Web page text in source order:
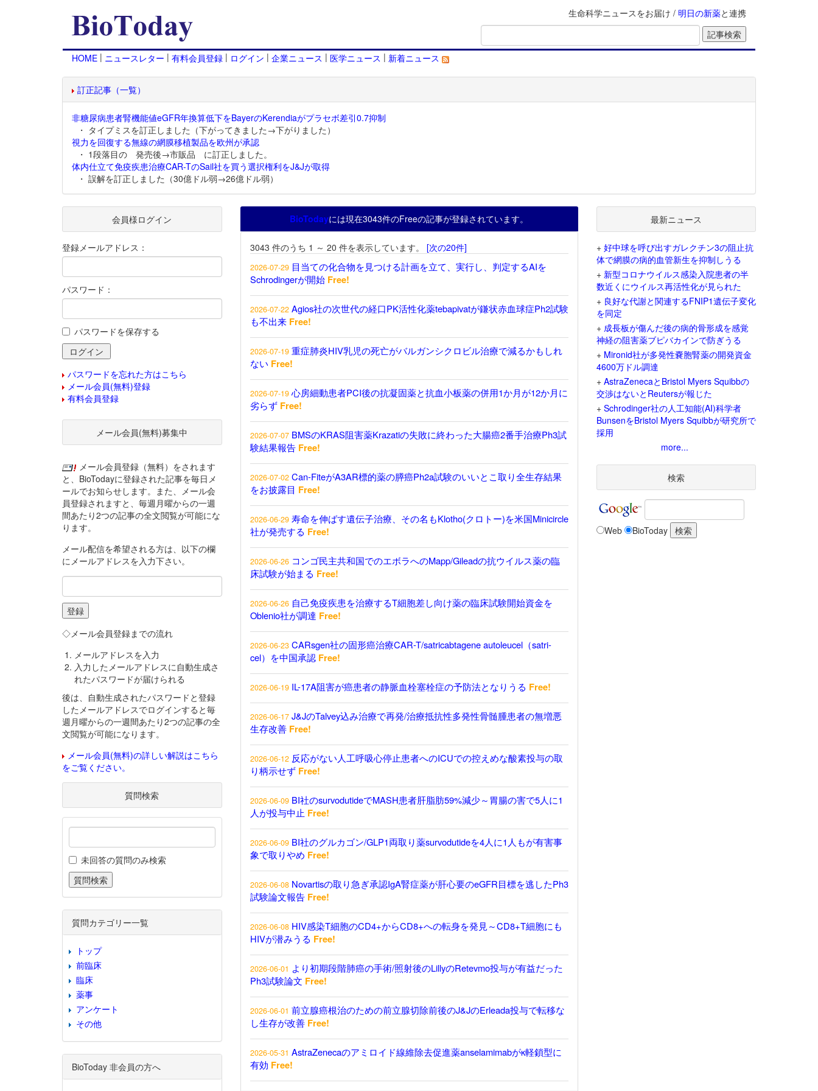
生命科学ニュースをお届け / 明日の新薬と連携
HOME | ニュースレター | 有料会員登録 | ログイン | 企業ニュース | 医学ニュース | 新着ニュース
訂正記事（一覧）
非糖尿病患者腎機能値eGFR年換算低下をBayerのKerendiaがプラセボ差引0.7抑制
・ タイプミスを訂正しました（下がってきました→下がりました）
視力を回復する無線の網膜移植製品を欧州が承認
・ 1段落目の 発売後→市販品 に訂正しました。
体内仕立て免疫疾患治療CAR-TのSail社を買う選択権利をJ&Jが取得
・ 誤解を訂正しました（30億ドル弱→26億ドル弱）
BioTodayには現在3043件のFreeの記事が登録されています。
3043 件のうち 1 ～ 20 件を表示しています。 [次の20件]
2026-07-29 目当ての化合物を見つける計画を立て、実行し、判定するAIを
Schrodingerが開始 Free!
2026-07-22 Agios社の次世代の経口PK活性化薬tebapivatが鎌状赤血球症Ph2試験
も不出来 Free!
2026-07-19 重症肺炎HIV乳児の死亡がバルガンシクロビル治療で減るかもしれ
ない Free!
2026-07-19 心房細動患者PCI後の抗凝固薬と抗血小板薬の併用1か月が12か月に
劣らず Free!
2026-07-07 BMSのKRAS阻害薬Krazatiの失敗に終わった大腸癌2番手治療Ph3試
験結果報告 Free!
2026-07-02 Can-FiteがA3AR標的薬の膵癌Ph2a試験のいいとこ取り全生存結果
をお披露目 Free!
2026-06-29 寿命を伸ばす遺伝子治療、その名もKlotho(クロトー)を米国Minicircle
社が発売する Free!
2026-06-26 コンゴ民主共和国でのエボラへのMapp/Gileadの抗ウイルス薬の臨
床試験が始まる Free!
2026-06-26 自己免疫疾患を治療するT細胞差し向け薬の臨床試験開始資金を
Oblenio社が調達 Free!
2026-06-23 CARsgen社の固形癌治療CAR-T/satricabtagene autoleucel（satri-
cel）を中国承認 Free!
2026-06-19 IL-17A阻害が癌患者の静脈血栓塞栓症の予防法となりうる Free!
2026-06-17 J&JのTalvey込み治療で再発/治療抵抗性多発性骨髄腫患者の無増悪
生存改善 Free!
2026-06-12 反応がない人工呼吸心停止患者へのICUでの控えめな酸素投与の取
り柄示せず Free!
2026-06-09 BI社のsurvodutideでMASH患者肝脂肪59%減少～胃腸の害で5人に1
人が投与中止 Free!
2026-06-09 BI社のグルカゴン/GLP1両取り薬survodutideを4人に1人もが有害事
象で取りやめ Free!
2026-06-08 Novartisの取り急ぎ承認IgA腎症薬が肝心要のeGFR目標を逃したPh3
試験論文報告 Free!
2026-06-08 HIV感染T細胞のCD4+からCD8+への転身を発見～CD8+T細胞にも
HIVが潜みうる Free!
2026-06-01 より初期段階肺癌の手術/照射後のLillyのRetevmo投与が有益だった
Ph3試験論文 Free!
2026-06-01 前立腺癌根治のための前立腺切除前後のJ&JのErleada投与で転移な
し生存が改善 Free!
2026-05-31 AstraZenecaのアミロイド線維除去促進薬anselamimabがκ軽鎖型に
有効 Free!
会員様ログイン
登録メールアドレス：
パスワード：
パスワードを保存する
パスワードを忘れた方はこちら
メール会員(無料)登録
有料会員登録
メール会員(無料)募集中
メール会員登録（無料）をされます
と、BioTodayに登録された記事を毎日メ
ールでお知らせします。また、メール会
員登録されますと、毎週月曜からの一週
間あたり2つの記事の全文閲覧が可能にな
ります。
メール配信を希望される方は、以下の欄
にメールアドレスを入力下さい。
◇メール会員登録までの流れ
メールアドレスを入力
入力したメールアドレスに自動生成さ
れたパスワードが届けられる
後は、自動生成されたパスワードと登録
したメールアドレスでログインすると毎
週月曜からの一週間あたり2つの記事の全
文閲覧が可能になります。
メール会員(無料)の詳しい解説はこちら
をご覧ください。
質問検索
未回答の質問のみ検索
質問カテゴリー一覧
トップ
前臨床
臨床
薬事
アンケート
その他
BioToday 非会員の方へ
最新ニュース
+ 好中球を呼び出すガレクチン3の阻止抗
体で網膜の病的血管新生を抑制しうる
+ 新型コロナウイルス感染入院患者の半
数近くにウイルス再活性化が見られた
+ 良好な代謝と関連するFNIP1遺伝子変化
を同定
+ 成長板が傷んだ後の病的骨形成を感覚
神経の阻害薬ブピバカインで防ぎうる
+ Mironid社が多発性嚢胞腎薬の開発資金
4600万ドル調達
+ AstraZenecaとBristol Myers Squibbの
交渉はないとReutersが報じた
+ Schrodinger社の人工知能(AI)科学者
BunsenをBristol Myers Squibbが研究所で
採用
more...
検索
Web BioToday